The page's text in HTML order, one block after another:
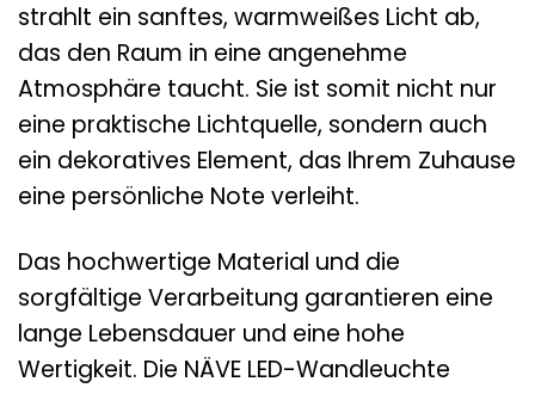
strahlt ein sanftes, warmweißes Licht ab,
das den Raum in eine angenehme
Atmosphäre taucht. Sie ist somit nicht nur
eine praktische Lichtquelle, sondern auch
ein dekoratives Element, das Ihrem Zuhause
eine persönliche Note verleiht.
Das hochwertige Material und die
sorgfältige Verarbeitung garantieren eine
lange Lebensdauer und eine hohe
Wertigkeit. Die NÄVE LED-Wandleuchte